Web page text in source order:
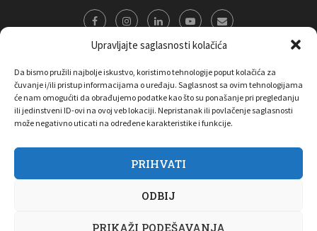
Upravljajte saglasnosti kolačića
Da bismo pružili najbolje iskustvo, koristimo tehnologije poput kolačića za
čuvanje i/ili pristup informacijama o uređaju. Saglasnost sa ovim tehnologijama
će nam omogućiti da obrađujemo podatke kao što su ponašanje pri pregledanju
ili jedinstveni ID-ovi na ovoj veb lokaciji. Nepristanak ili povlačenje saglasnosti
može negativno uticati na određene karakteristike i funkcije.
PRIHVATI
ODBIJ
PRIKAŽI PODEŠAVANJA
O nama Marketing Kontakt FAQ
Privatnost korisnika
Pravila korišćenja